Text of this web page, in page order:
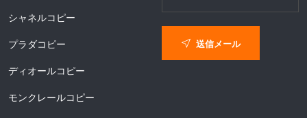
シャネルコピー
プラダコピー
ディオールコピー
モンクレールコピー
送信メール